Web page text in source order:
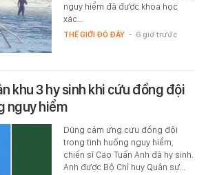
nguy hiểm đã được khoa học
xác…
THẾ GIỚI ĐÓ ĐÂY - 6 giờ trước
khu 3 hy sinh khi cứu đồng đội
nguy hiểm
Dũng cảm ứng cứu đồng đội
trong tình huống nguy hiểm,
chiến sĩ Cao Tuấn Anh đã hy sinh.
Anh được Bộ Chỉ huy Quân sự…